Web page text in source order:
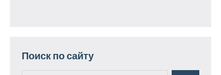
Поиск по сайту